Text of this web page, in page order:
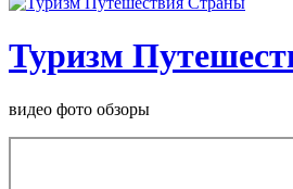
Туризм
видео фото обзоры